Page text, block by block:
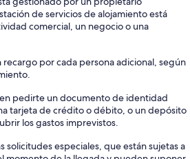
de servicios de alojamiento está
comercial, un negocio o una
recargo por cada persona adicional, según
pedirte un documento de identidad
tarjeta de crédito o débito, o un depósito
los gastos imprevistos.
solicitudes especiales, que están sujetas a